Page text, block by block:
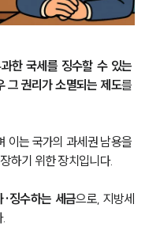
한 국세를 징수할 수 있는
그 권리가 소멸되는 제도를
이는 국가의 과세권 남용을
하기 위한 장치입니다.
징수하는 세금으로, 지방세